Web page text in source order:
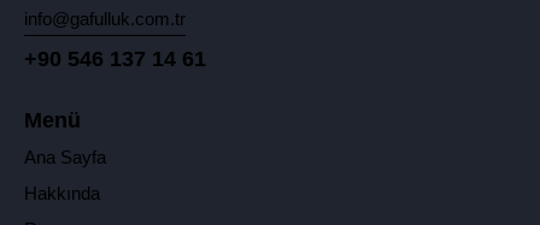
info@gafulluk.com.tr
+90 546 137 14 61
Menü
Ana Sayfa
Hakkında